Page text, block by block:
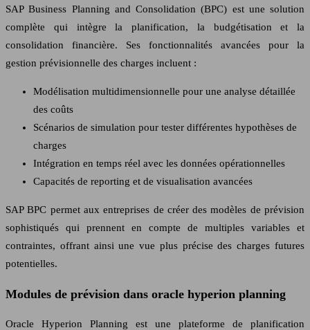
SAP Business Planning and Consolidation (BPC) est une solution
complète qui intègre la planification, la budgétisation et la
consolidation financière. Ses fonctionnalités avancées pour la
gestion prévisionnelle des charges incluent :
Modélisation multidimensionnelle pour une analyse détaillée
des coûts
Scénarios de simulation pour tester différentes hypothèses de
charges
Intégration en temps réel avec les données opérationnelles
Capacités de reporting et de visualisation avancées
SAP BPC permet aux entreprises de créer des modèles de prévision
sophistiqués qui prennent en compte de multiples variables et
contraintes, offrant ainsi une vue plus précise des charges futures
potentielles.
Modules de prévision dans oracle hyperion planning
Oracle Hyperion Planning est une plateforme de planification